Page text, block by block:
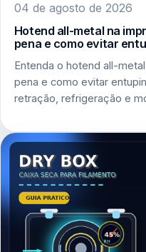
04 de agosto de 2026
Hotend all-metal na
pena e como evitar
Entenda o hotend all-
pena e como evitar
retração, refrigeração e